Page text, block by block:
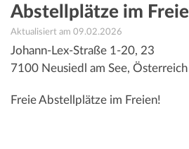
Abstellplätze im
Aktualisiert am 09.02.2026
Johann-Lex-Straße 1-20, 23
7100 Neusiedl am See, Österreich
Freie Abstellplätze im Freien!